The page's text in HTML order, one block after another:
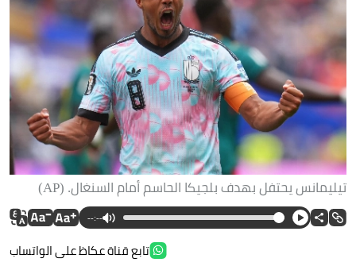
تيليمانس يحتفل بهدف بلجيكا الحاسم أمام السنغال. (AP)
--:--
تابع قناة عكاظ على الواتساب